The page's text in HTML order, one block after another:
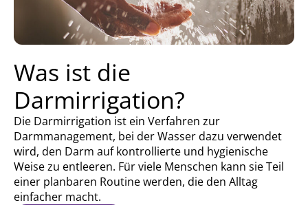
Was ist die
Darmirrigation?
Die Darmirrigation ist ein Verfahren zur
Darmmanagement, bei der Wasser dazu verwendet
wird, den Darm auf kontrollierte und hygienische
Weise zu entleeren. Für viele Menschen kann sie Teil
einer planbaren Routine werden, die den Alltag
einfacher macht.